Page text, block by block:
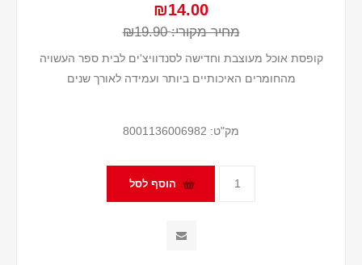
₪14.00
מחיר מקורי: ₪19.90
קופסת אוכל מעוצבת וחדישה לסנדוויצ'ים לבית ספר העשויה
מהחומרים האיכותיים ביותר ועמידה לאורך שנים
מק"ט: 8001136006982